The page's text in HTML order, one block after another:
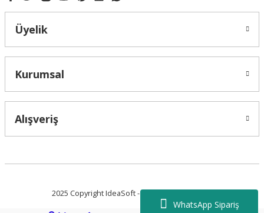
WhatsApp Sipariş
Üyelik
Kurumsal
Alışveriş
2025 Copyright IdeaSoft - Tüm Hakları Saklıdır.